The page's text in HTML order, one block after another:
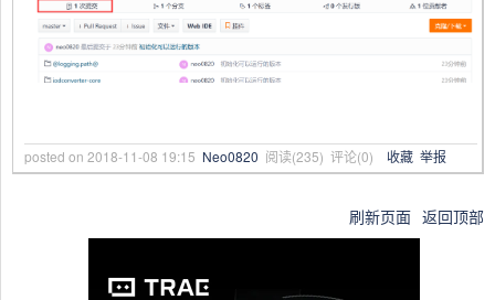
posted on 2018-11-08 19:15 Neo0820 阅读(235) 评论(0) 收藏 举报
刷新页面 返回顶部